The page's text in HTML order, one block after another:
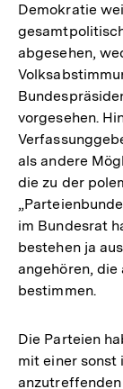
Demokratie
abgesehen,
vorgesehen.
als andere
die zu der
im Bundesrat
bestehen ja
angehören,
bestimmen.
Die Parteien
mit einer sonst